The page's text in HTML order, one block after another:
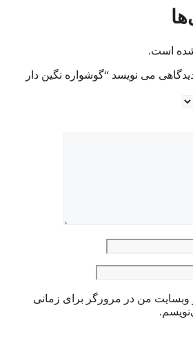
است.
می نویسد “گوشواره نگین دار
وبسایت من در مرورگر برای زمانی